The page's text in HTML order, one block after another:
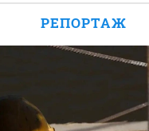
страусов. Видео
РЕПОРТАЖ